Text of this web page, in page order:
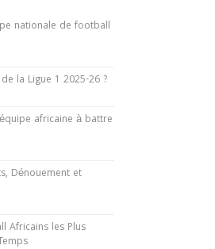
sur la
de
nationale de football
la Ligue 1 2025-26 ?
africaine à battre
Dénouement et
Africains les Plus